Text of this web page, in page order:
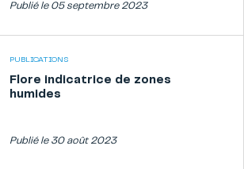
Publié le 05 septembre 2023
PUBLICATIONS
Flore indicatrice de zones
humides
Publié le 30 août 2023